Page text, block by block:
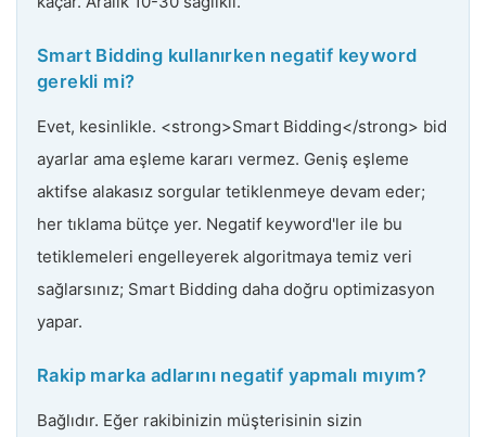
Smart Bidding kullanırken negatif keyword
gerekli mi?
Evet, kesinlikle. <strong>Smart Bidding</strong> bid
ayarlar ama eşleme kararı vermez. Geniş eşleme
aktifse alakasız sorgular tetiklenmeye devam eder;
her tıklama bütçe yer. Negatif keyword'ler ile bu
tetiklemeleri engelleyerek algoritmaya temiz veri
sağlarsınız; Smart Bidding daha doğru optimizasyon
yapar.
Rakip marka adlarını negatif yapmalı mıyım?
Bağlıdır. Eğer rakibinizin müşterisinin sizin